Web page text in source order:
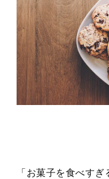
「お菓子を食べす